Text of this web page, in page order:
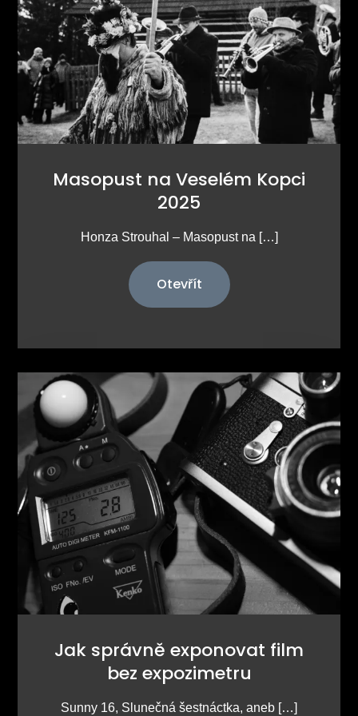
Masopust na Veselém Kopci
2025
Honza Strouhal – Masopust na […]
Otevřít
Jak správně exponovat film
bez expozimetru
Sunny 16, Slunečná šestnáctka, aneb […]